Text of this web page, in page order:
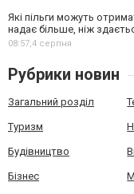
Які пільги можуть
надає більше, ніж
08:57,4 серпня
Рубрики новин
Загальний розділ
Туризм
Будівництво
Бізнес